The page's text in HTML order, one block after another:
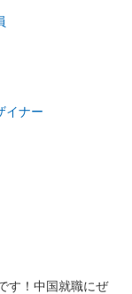
イナー
す！中国就職にぜ